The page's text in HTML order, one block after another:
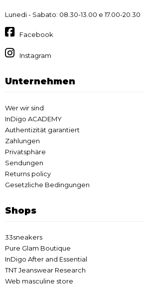
Lunedi - Sabato: 08.30-13.00 e 17.00-20.30
Facebook
Instagram
Unternehmen
Wer wir sind
InDigo ACADEMY
Authentizität garantiert
Zahlungen
Privatsphäre
Sendungen
Returns policy
Gesetzliche Bedingungen
Shops
33sneakers
Pure Glam Boutique
InDigo After and Essential
TNT Jeanswear Research
Web masculine store